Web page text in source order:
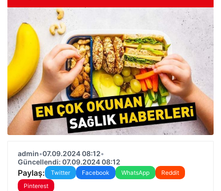
admin•07.09.2024 08:12•
Güncellendi: 07.09.2024 08:12
Paylaş: Twitter Facebook WhatsApp
Reddit
Pinterest